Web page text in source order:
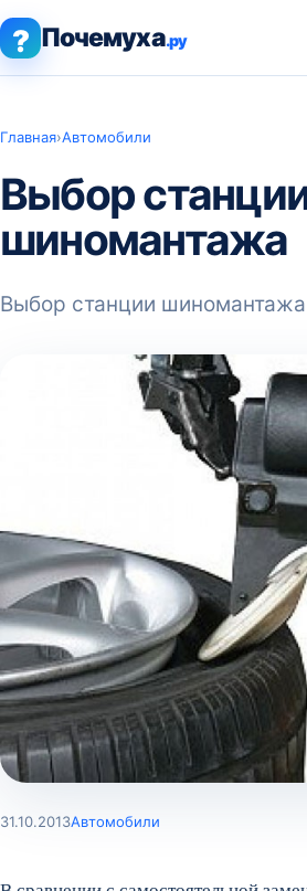
? Почемуха.ру
Главная›Автомобили
Выбор
шиномантажа
Выбор станции шиномантажа
31.10.2013Автомобили